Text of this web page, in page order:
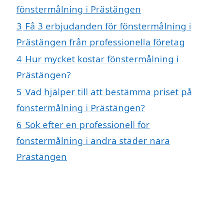
fönstermålning i Prästängen
3 Få 3 erbjudanden för fönstermålning i
Prästängen från professionella företag
4 Hur mycket kostar fönstermålning i
Prästängen?
5 Vad hjälper till att bestämma priset på
fönstermålning i Prästängen?
6 Sök efter en professionell för
fönstermålning i andra städer nära
Prästängen